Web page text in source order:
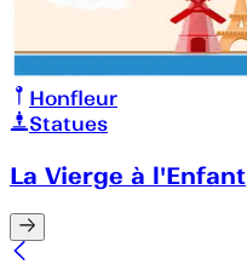
Honfleur
Statues
La Vierge à l'Enfant